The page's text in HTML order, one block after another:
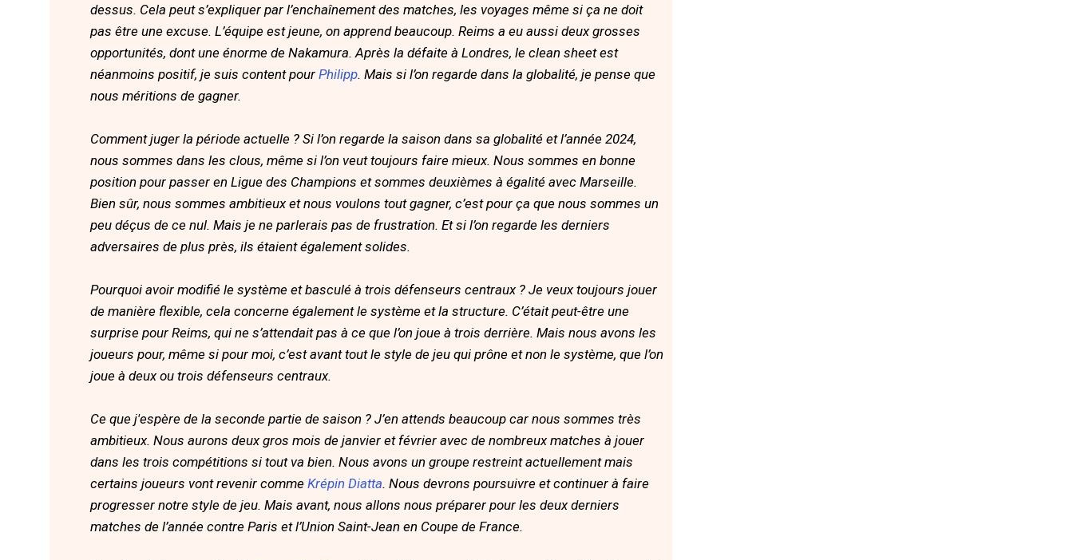
dessus. Cela peut s’expliquer par l’enchaînement des matches, les voyages même si ça ne doit
pas être une excuse. L’équipe est jeune, on apprend beaucoup. Reims a eu aussi deux grosses
opportunités, dont une énorme de Nakamura. Après la défaite à Londres, le clean sheet est
néanmoins positif, je suis content pour Philipp. Mais si l’on regarde dans la globalité, je pense que
nous méritions de gagner.
Comment juger la période actuelle ? Si l’on regarde la saison dans sa globalité et l’année 2024,
nous sommes dans les clous, même si l’on veut toujours faire mieux. Nous sommes en bonne
position pour passer en Ligue des Champions et sommes deuxièmes à égalité avec Marseille.
Bien sûr, nous sommes ambitieux et nous voulons tout gagner, c’est pour ça que nous sommes un
peu déçus de ce nul. Mais je ne parlerais pas de frustration. Et si l’on regarde les derniers
adversaires de plus près, ils étaient également solides.
Pourquoi avoir modifié le système et basculé à trois défenseurs centraux ? Je veux toujours jouer
de manière flexible, cela concerne également le système et la structure. C’était peut-être une
surprise pour Reims, qui ne s’attendait pas à ce que l’on joue à trois derrière. Mais nous avons les
joueurs pour, même si pour moi, c’est avant tout le style de jeu qui prône et non le système, que l’on
joue à deux ou trois défenseurs centraux.
Ce que j'espère de la seconde partie de saison ? J’en attends beaucoup car nous sommes très
ambitieux. Nous aurons deux gros mois de janvier et février avec de nombreux matches à jouer
dans les trois compétitions si tout va bien. Nous avons un groupe restreint actuellement mais
certains joueurs vont revenir comme Krépin Diatta. Nous devrons poursuivre et continuer à faire
progresser notre style de jeu. Mais avant, nous allons nous préparer pour les deux derniers
matches de l’année contre Paris et l’Union Saint-Jean en Coupe de France.